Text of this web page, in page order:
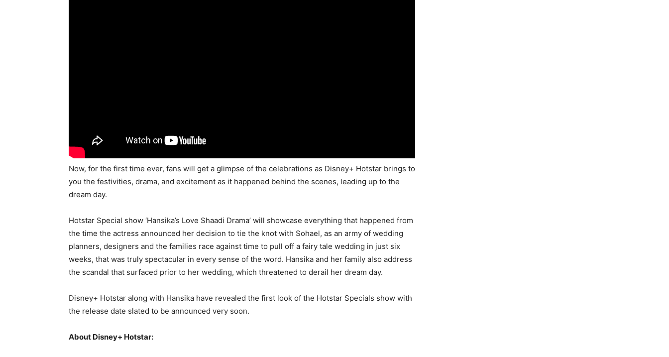
Now, for the first time ever, fans will get a glimpse of the celebrations as Disney+ Hotstar brings to
you the festivities, drama, and excitement as it happened behind the scenes, leading up to the
dream day.
Hotstar Special show ‘Hansika’s Love Shaadi Drama’ will showcase everything that happened from
the time the actress announced her decision to tie the knot with Sohael, as an army of wedding
planners, designers and the families race against time to pull off a fairy tale wedding in just six
weeks, that was truly spectacular in every sense of the word. Hansika and her family also address
the scandal that surfaced prior to her wedding, which threatened to derail her dream day.
Disney+ Hotstar along with Hansika have revealed the first look of the Hotstar Specials show with
the release date slated to be announced very soon.
About Disney+ Hotstar: